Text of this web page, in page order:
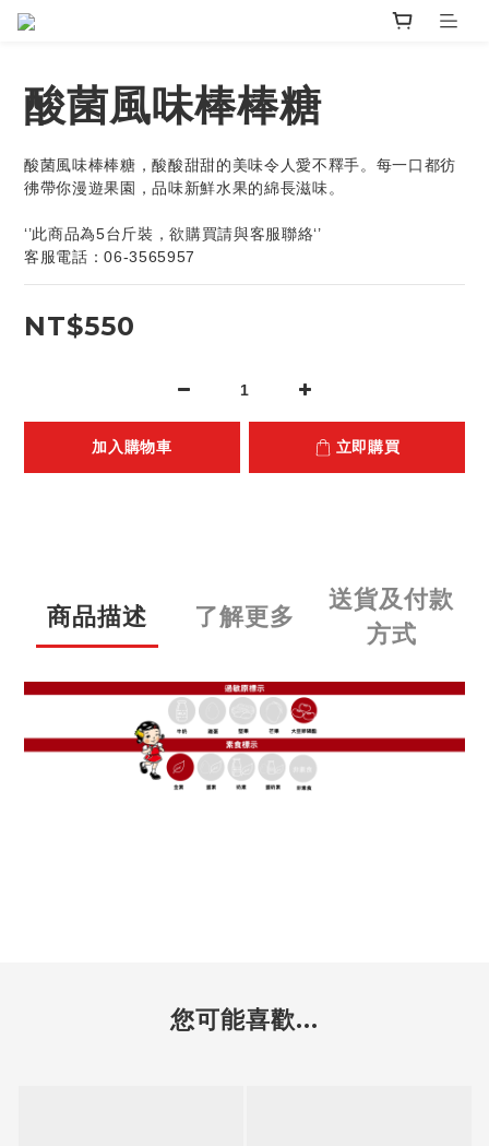
酸菌風味棒棒糖
酸菌風味棒棒糖，酸酸甜甜的美味令人愛不釋手。每一口都彷
彿帶你漫遊果園，品味新鮮水果的綿長滋味。
‘’此商品為5台斤裝，欲購買請與客服聯絡‘’
客服電話：06-3565957
NT$550
加入購物車 立即購買
商品描述 了解更多
送貨及付款
方式
您可能喜歡...